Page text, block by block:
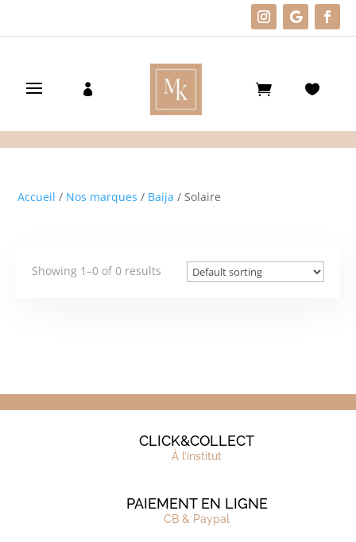
Accueil / Nos marques / Baija / Solaire
Showing 1–0 of 0 results
CLICK&COLLECT
À l’institut
PAIEMENT EN LIGNE
CB & Paypal